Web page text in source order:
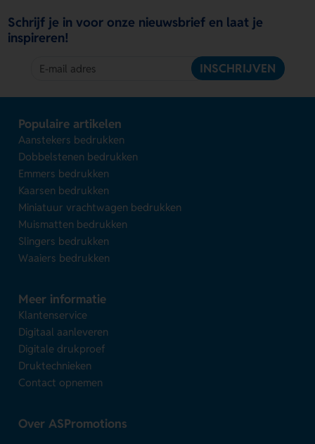
Schrijf je in voor onze nieuwsbrief en laat je
inspireren!
INSCHRIJVEN
Populaire artikelen
Aanstekers bedrukken
Dobbelstenen bedrukken
Emmers bedrukken
Kaarsen bedrukken
Miniatuur vrachtwagen bedrukken
Muismatten bedrukken
Slingers bedrukken
Waaiers bedrukken
Meer informatie
Klantenservice
Digitaal aanleveren
Digitale drukproef
Druktechnieken
Contact opnemen
Over ASPromotions